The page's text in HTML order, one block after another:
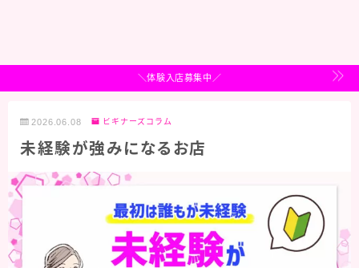
＼体験入店募集中／
2026.06.08 ビギナーズコラム
未経験が強みになるお店